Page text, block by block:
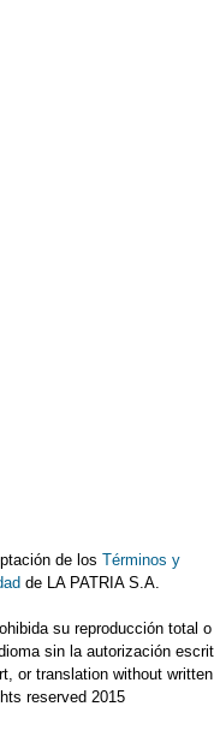
de losTérminos y
de LA PATRIA S.A.
su reproducción total o
sin la autorización
or translation without written
reserved 2015